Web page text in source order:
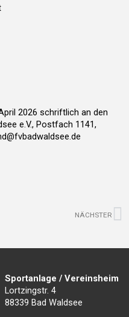
2026 schriftlich an den
e.V., Postfach 1141,
NÄCHSTER
Sportanlage / Vereinsheim
Lortzingstr. 4
88339 Bad Waldsee